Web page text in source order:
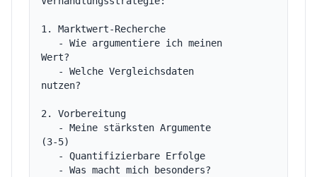
1. Marktwert-Recherche
Wert?
nutzen?
2. Vorbereitung
(3-5)